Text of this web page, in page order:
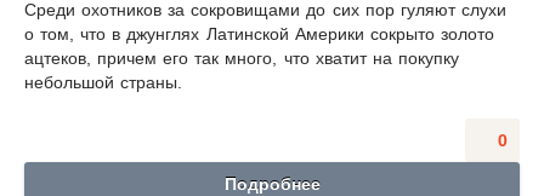
Среди охотников за сокровищами до сих пор гуляют слухи
о том, что в джунглях Латинской Америки сокрыто золото
ацтеков, причем его так много, что хватит на покупку
небольшой страны.
0
Подробнее